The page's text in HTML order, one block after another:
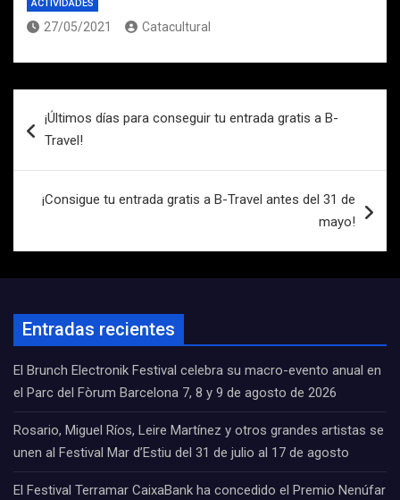
ACTIVIDADES
27/05/2021 Catacultural
de
¡Últimos días para conseguir tu entrada gratis a B-
Travel!
¡Consigue tu entrada gratis a B-Travel antes del 31 de
mayo!
Entradas recientes
El Brunch Electronik Festival celebra su macro-evento anual en
el Parc del Fòrum Barcelona 7, 8 y 9 de agosto de 2026
Rosario, Miguel Ríos, Leire Martínez y otros grandes artistas se
unen al Festival Mar d’Estiu del 31 de julio al 17 de agosto
El Festival Terramar CaixaBank ha concedido el Premio Nenúfar